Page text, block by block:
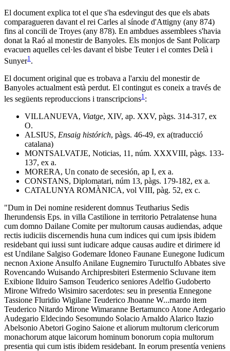
El document explica tot el que s'ha esdevingut des que els abats
comparagueren davant el rei Carles al sínode d'Attigny (any 874)
fins al concili de Troyes (any 878). En ambdues assemblees s'havia
donat la Raó al monestir de Banyoles. Els monjos de Sant Policarp
evacuen aquelles cel·les davant el bisbe Teuter i el comtes Delà i
Sunyer1 .
El document original que es trobava a l'arxiu del monestir de
Banyoles actualment està perdut. El contingut es coneix a través de
les següents reproduccions i transcripcions1:
VILLANUEVA, Viatge, XIV, ap. XXV, pàgs. 314-317, ex
O.
ALSIUS, Ensaig histórich, pàgs. 46-49, ex a(traducció
catalana)
MONTSALVATJE, Noticias, 11, núm. XXXVIII, pàgs. 133-
137, ex a.
MORERA, Un conato de secesión, ap I, ex a.
CONSTANS, Diplomatari, núm 13, pàgs. 179-182, ex a.
CATALUNYA ROMÀNICA, vol VIII, pàg. 52, ex c.
"Dum in Dei nomine residerent domnus Teutharius Sedis
Iherundensis Eps. in villa Castilione in territorio Petralatense huna
cum domno Dailane Comite per multorum causas audiendas, adque
rectis iudiciis discernendis huna cum indices qui cum ipsis ibidem
residebant qui iussi sunt iudicare adque causas audire et dirimere id
est Undilane Salgiso Godemare Idoneo Faunane Eunegone Iudicum
necnon Axione Ansulfo Anilane Eugnemiro Tuructulfo Abbates sive
Rovencando Wuisando Archipresbiteri Estermenio Scluvane item
Exibione Ilduiro Samson Teuderico seniores Adelfio Gudoberto
Mirone Wifredo Wisimiro sacerdotes: seu in presentia Ennegone
Tassione Fluridio Wigilane Teuderico Jhoanne W...rnardo item
Teuderico Nitardo Mirone Wimaranne Bertamunco Atone Ardegario
Audegario Eldecindo Sesomundo Solacio Arnaldo Alarico Itazio
Abelsonio Abetori Gogino Saione et aliorum multorum clericorum
monachorum atque laicorum hominum bonorum copia multorum
presentia qui cum istis ibidem residebant. In eorum presentía veniens